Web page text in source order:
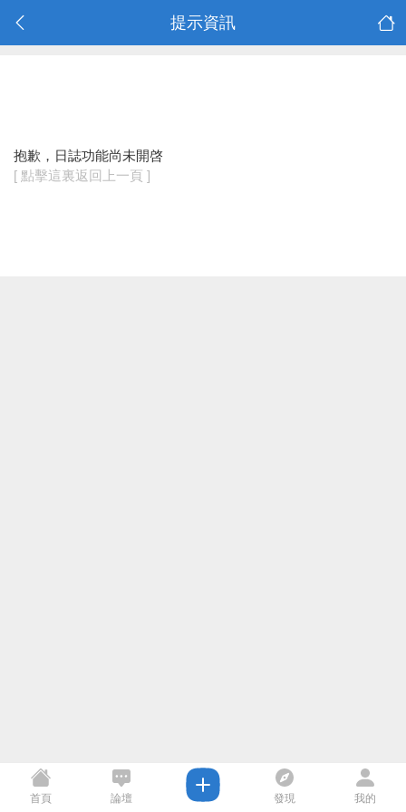
提示資訊
抱歉，日誌功能尚未開啓
[ 點擊這裏返回上一頁 ]
首頁 論壇 發現 我的